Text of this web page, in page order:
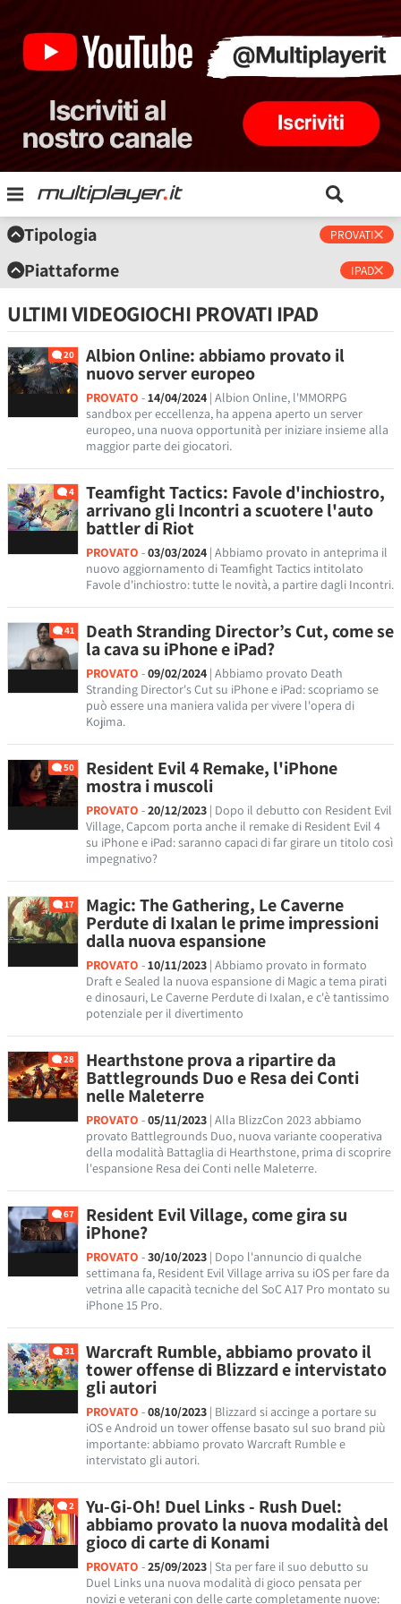
Tipologia PROVATI
Piattaforme IPAD
ULTIMI VIDEOGIOCHI PROVATI IPAD
20 Albion Online: abbiamo provato il
nuovo server europeo
PROVATO -14/04/2024 | Albion Online, l'MMORPG
sandbox per eccellenza, ha appena aperto un server
europeo, una nuova opportunità per iniziare insieme alla
maggior parte dei giocatori.
4 Teamfight Tactics: Favole d'inchiostro,
arrivano gli Incontri a scuotere l'auto
battler di Riot
PROVATO -03/03/2024 | Abbiamo provato in anteprima il
nuovo aggiornamento di Teamfight Tactics intitolato
Favole d'inchiostro: tutte le novità, a partire dagli Incontri.
41 Death Stranding Director’s Cut, come se
la cava su iPhone e iPad?
PROVATO -09/02/2024 | Abbiamo provato Death
Stranding Director's Cut su iPhone e iPad: scopriamo se
può essere una maniera valida per vivere l'opera di
Kojima.
50 Resident Evil 4 Remake, l'iPhone
mostra i muscoli
PROVATO -20/12/2023 | Dopo il debutto con Resident Evil
Village, Capcom porta anche il remake di Resident Evil 4
su iPhone e iPad: saranno capaci di far girare un titolo così
impegnativo?
17 Magic: The Gathering, Le Caverne
Perdute di Ixalan le prime impressioni
dalla nuova espansione
PROVATO -10/11/2023 | Abbiamo provato in formato
Draft e Sealed la nuova espansione di Magic a tema pirati
e dinosauri, Le Caverne Perdute di Ixalan, e c'è tantissimo
potenziale per il divertimento
28 Hearthstone prova a ripartire da
Battlegrounds Duo e Resa dei Conti
nelle Maleterre
PROVATO -05/11/2023 | Alla BlizzCon 2023 abbiamo
provato Battlegrounds Duo, nuova variante cooperativa
della modalità Battaglia di Hearthstone, prima di scoprire
l'espansione Resa dei Conti nelle Maleterre.
67 Resident Evil Village, come gira su
iPhone?
PROVATO -30/10/2023 | Dopo l'annuncio di qualche
settimana fa, Resident Evil Village arriva su iOS per fare da
vetrina alle capacità tecniche del SoC A17 Pro montato su
iPhone 15 Pro.
31 Warcraft Rumble, abbiamo provato il
tower offense di Blizzard e intervistato
gli autori
PROVATO -08/10/2023 | Blizzard si accinge a portare su
iOS e Android un tower offense basato sul suo brand più
importante: abbiamo provato Warcraft Rumble e
intervistato gli autori.
2 Yu-Gi-Oh! Duel Links - Rush Duel:
abbiamo provato la nuova modalità del
gioco di carte di Konami
PROVATO -25/09/2023 | Sta per fare il suo debutto su
Duel Links una nuova modalità di gioco pensata per
novizi e veterani con delle carte completamente nuove: